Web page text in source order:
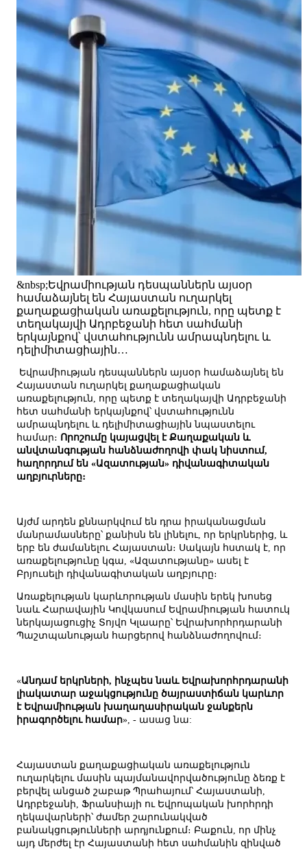
&nbsp;Եվրամիության դեսպաններն այսօր
համաձայնել են Հայաստան ուղարկել
քաղաքացիական առաքելություն, որը պետք է
տեղակայվի Ադրբեջանի հետ սահմանի
երկայնքով՝ վստահությունն ամրապնդելու և
դելիմիտացիային…
Եվրամիության դեսպաններն այսօր համաձայնել են
Հայաստան ուղարկել քաղաքացիական
առաքելություն, որը պետք է տեղակայվի Ադրբեջանի
հետ սահմանի երկայնքով՝ վստահությունն
ամրապնդելու և դելիմիտացիային նպաստելու
համար։ Որոշումը կայացվել է Քաղաքական և
անվտանգության հանձնաժողովի փակ նիստում,
հաղորդում են «Ազատության» դիվանագիտական
աղբյուրները։
Այժմ արդեն քննարկվում են դրա իրականացման
մանրամասները՝ քանիսն են լինելու, որ երկրներից, և
երբ են ժամանելու Հայաստան։ Սակայն հստակ է, որ
առաքելությունը կգա, «Ազատությանը» ասել է
Բրյուսելի դիվանագիտական աղբյուրը։
Առաքելության կարևորության մասին երեկ խոսեց
նաև Հարավային Կովկասում Եվրամիության հատուկ
ներկայացուցիչ Տոյվո Կլաարը՝ Եվրախորհրդարանի
Պաշտպանության հարցերով հանձնաժողովում։
«Անդամ երկրների, ինչպես նաև Եվրախորհրդարանի
լիակատար աջակցությունը ծայրաստիճան կարևոր
է Եվրամիության խաղաղասիրական ջանքերն
իրագործելու համար», - ասաց նա:
Հայաստան քաղաքացիական առաքելություն
ուղարկելու մասին պայմանավորվածությունը ձեռք է
բերվել անցած շաբաթ Պրահայում՝ Հայաստանի,
Ադրբեջանի, Ֆրանսիայի ու Եվրոպական խորհրդի
ղեկավարների՝ ժամեր շարունակված
բանակցությունների արդյունքում։ Բաքուն, որ մինչ
այդ մերժել էր Հայաստանի հետ սահմանին զինված